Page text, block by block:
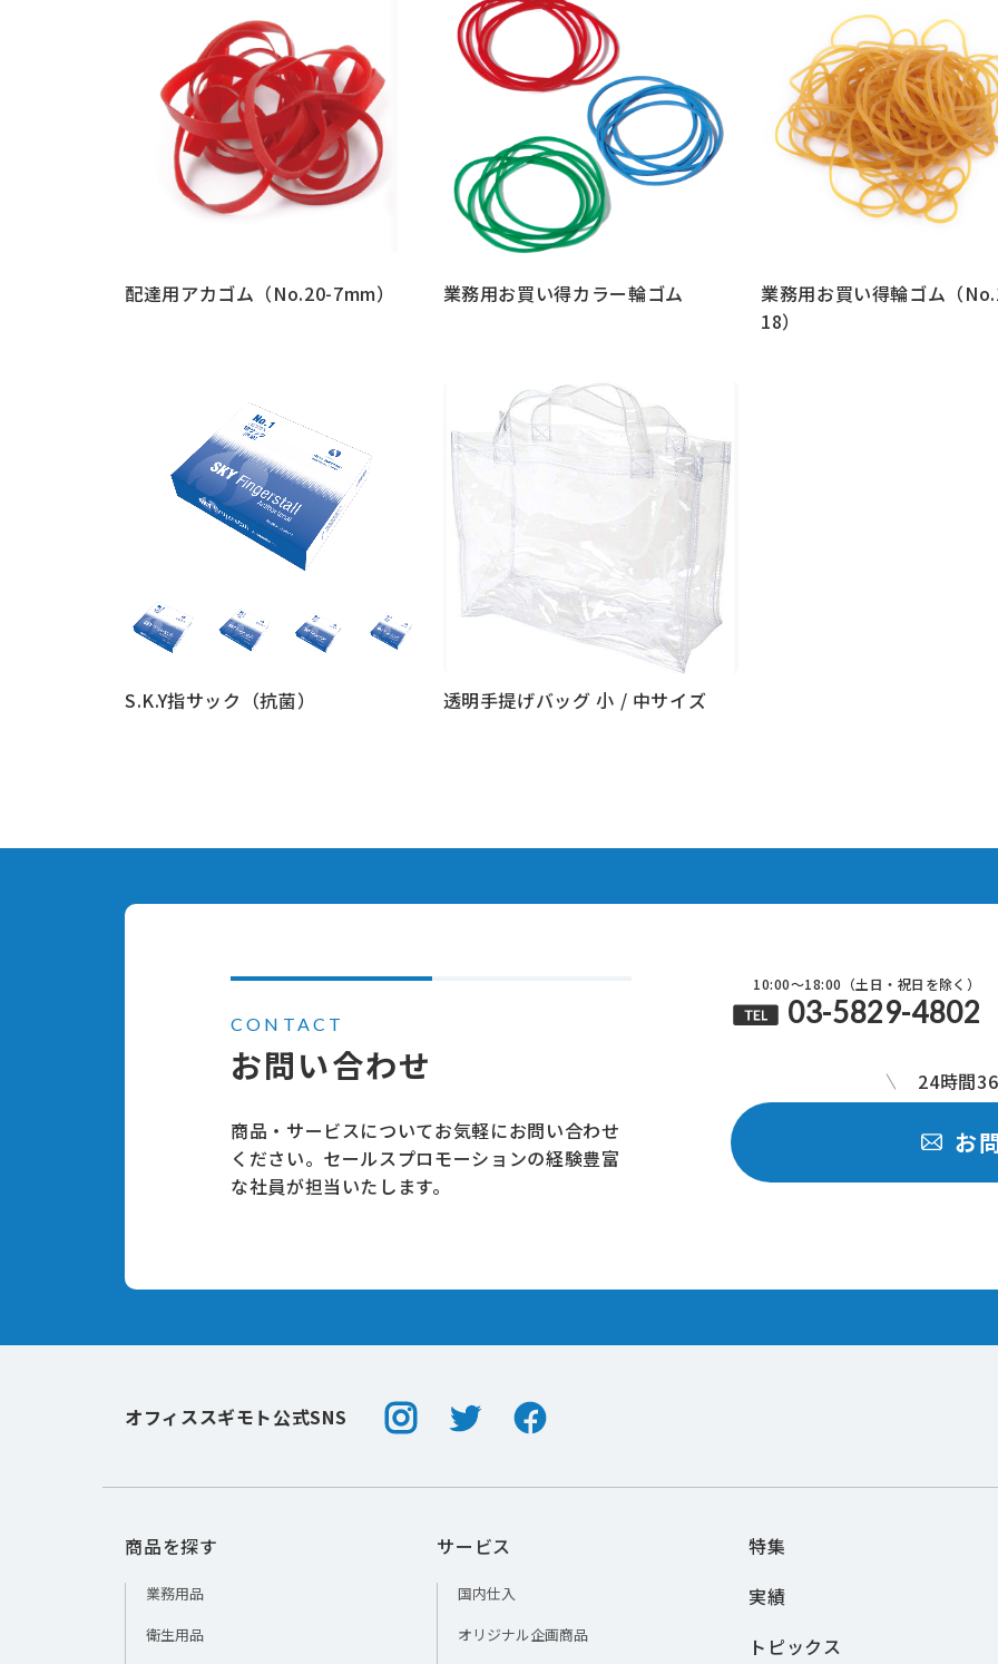
配達用アカゴム（No.20-7mm） 業務用お買い得カラー輪ゴム
業務用お買い得輪ゴム（
18）
S.K.Y指サック（抗菌）
透明手提げバッグ 小 / 中サイズ
お問い合わせ
CONTACT
商品・サービスについてお気軽にお問い合わせ
ください。セールスプロモーションの経験豊富
な社員が担当いたします。
24時間
お
10:00～18:00（土日・祝日を除く）
03-5829-4802
オフィススギモト公式SNS InstagramTwitterFacebook
商品を探す
業務用品
衛生用品
サービス
国内仕入
オリジナル企画商品
特集
実績
トピックス